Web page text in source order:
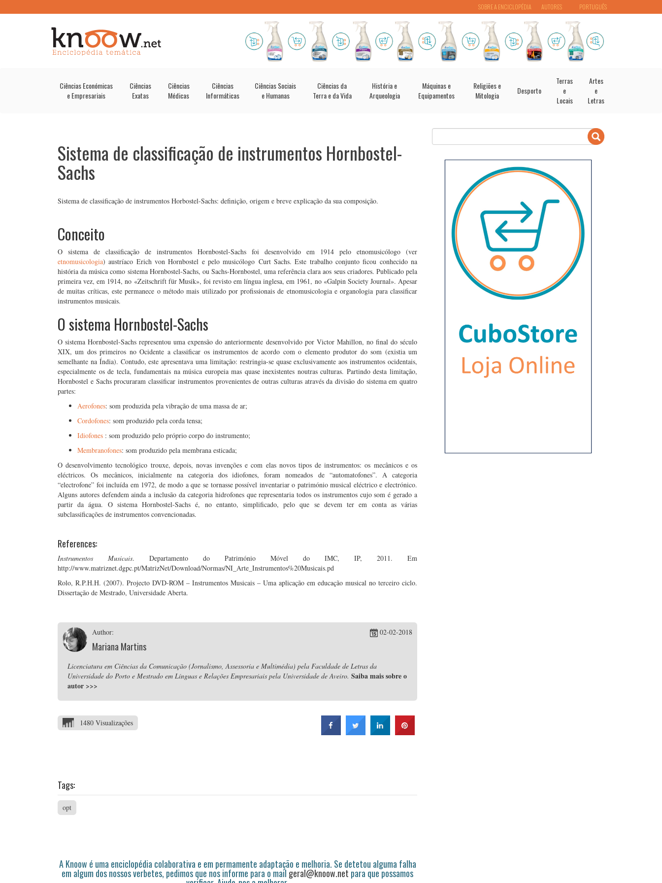
PORTUGUÊS
SOBRE A ENCICLOPÉDIA AUTORES
Ciências Económicas
e Empresariais
Ciências
Exatas
Ciências
Médicas
Ciências
Informáticas
Ciências Sociais
e Humanas
Ciências da
Terra e da Vida
História e
Arqueologia
Máquinas e
Equipamentos
Religiões e
Mitologia
Desporto
Terras
e
Locais
Artes
e
Letras
Sistema de classificação de instrumentos Hornbostel-
Sachs
Sistema de classificação de instrumentos Horbostel-Sachs: definição, origem e breve explicação da sua composição.
Conceito
O sistema de classificação de instrumentos Hornbostel-Sachs foi desenvolvido em 1914 pelo etnomusicólogo (ver
etnomusicologia) austríaco Erich von Hornbostel e pelo musicólogo Curt Sachs. Este trabalho conjunto ficou conhecido na
história da música como sistema Hornbostel-Sachs, ou Sachs-Hornbostel, uma referência clara aos seus criadores. Publicado pela
primeira vez, em 1914, no «Zeitschrift für Musik», foi revisto em língua inglesa, em 1961, no «Galpin Society Journal». Apesar
de muitas críticas, este permanece o método mais utilizado por profissionais de etnomusicologia e organologia para classificar
instrumentos musicais.
O sistema Hornbostel-Sachs
O sistema Hornbostel-Sachs representou uma expensão do anteriormente desenvolvido por Victor Mahillon, no final do século
XIX, um dos primeiros no Ocidente a classificar os instrumentos de acordo com o elemento produtor do som (existia um
semelhante na Índia). Contudo, este apresentava uma limitação: restringia-se quase exclusivamente aos instrumentos ocidentais,
especialmente os de tecla, fundamentais na música europeia mas quase inexistentes noutras culturas. Partindo desta limitação,
Hornbostel e Sachs procuraram classificar instrumentos provenientes de outras culturas através da divisão do sistema em quatro
partes:
Aerofones: som produzida pela vibração de uma massa de ar;
Cordofones: som produzido pela corda tensa;
Idiofones : som produzido pelo próprio corpo do instrumento;
Membranofones: som produzido pela membrana esticada;
O desenvolvimento tecnológico trouxe, depois, novas invenções e com elas novos tipos de instrumentos: os mecânicos e os
eléctricos. Os mecânicos, inicialmente na categoria dos idiofones, foram nomeados de “automatofones”. A categoria
“electrofone” foi incluída em 1972, de modo a que se tornasse possível inventariar o património musical eléctrico e electrónico.
Alguns autores defendem ainda a inclusão da categoria hidrofones que representaria todos os instrumentos cujo som é gerado a
partir da água. O sistema Hornbostel-Sachs é, no entanto, simplificado, pelo que se devem ter em conta as várias
subclassificações de instrumentos convencionadas.
References:
Instrumentos Musicais. Departamento do Património Móvel do IMC, IP, 2011. Em
http://www.matriznet.dgpc.pt/MatrizNet/Download/Normas/NI_Arte_Instrumentos%20Musicais.pd
Rolo, R.P.H.H. (2007). Projecto DVD-ROM – Instrumentos Musicais – Uma aplicação em educação musical no terceiro ciclo.
Dissertação de Mestrado, Universidade Aberta.
Author:
Mariana Martins
02-02-2018
Licenciatura em Ciências da Comunicação (Jornalismo, Assessoria e Multimédia) pela Faculdade de Letras da
Universidade do Porto e Mestrado em Línguas e Relações Empresariais pela Universidade de Aveiro. Saiba mais sobre o
autor >>>
1480 Visualizações
Tags:
opt
A Knoow é uma enciclopédia colaborativa e em permamente adaptação e melhoria. Se detetou alguma falha
em algum dos nossos verbetes, pedimos que nos informe para o mail geral@knoow.net para que possamos